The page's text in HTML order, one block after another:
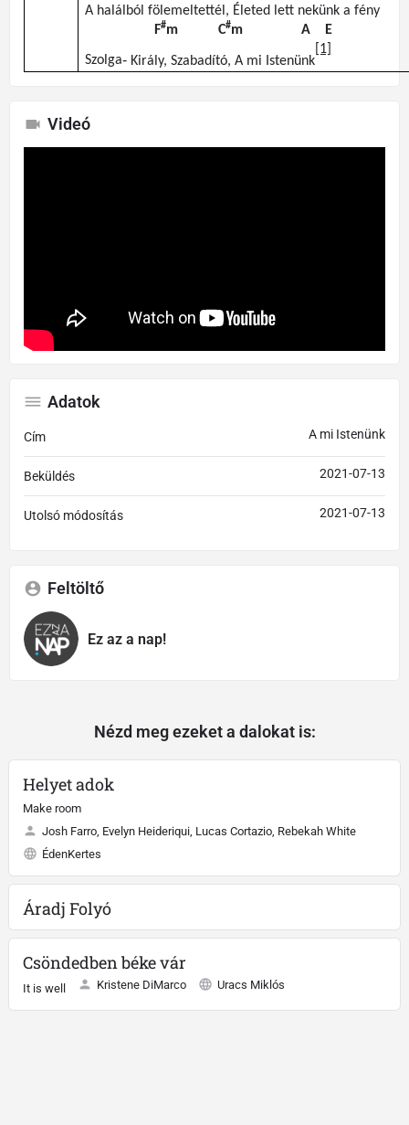
A halálból fölemeltettél , Életed lett nekünk afény
F#m C#m A E
Szolga‐ Király,Szabadító, A mi Istenünk
[1]
Videó
Adatok
Cím A mi Istenünk
Beküldés 2021-07-13
Utolsó módosítás 2021-07-13
Feltöltő
Ez az a nap!
Nézd meg ezeket a dalokat is:
Helyet adok
Make room
Josh Farro, Evelyn Heideriqui, Lucas Cortazio, Rebekah White
ÉdenKertes
Áradj Folyó
Csöndedben béke vár
It is well Kristene DiMarco Uracs Miklós